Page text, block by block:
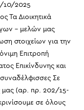
2025
– μελών μας
στοιχείων για την
Επιτροπή
Επικίνδυνης και
Σε
μας (αρ. πρ. 202/15-
σε όλους